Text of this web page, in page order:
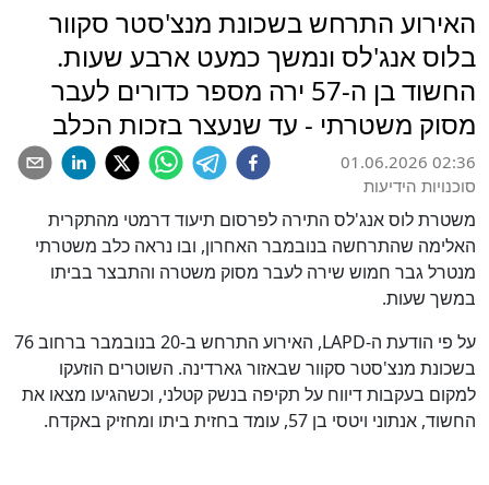
האירוע התרחש בשכונת מנצ'סטר סקוור
בלוס אנג'לס ונמשך כמעט ארבע שעות.
החשוד בן ה-57 ירה מספר כדורים לעבר
מסוק משטרתי - עד שנעצר בזכות הכלב
01.06.2026 02:36
סוכנויות הידיעות
משטרת לוס אנג'לס התירה לפרסום תיעוד דרמטי מהתקרית
האלימה שהתרחשה בנובמבר האחרון, ובו נראה כלב משטרתי
מנטרל גבר חמוש שירה לעבר מסוק משטרה והתבצר בביתו
במשך שעות.
על פי הודעת ה-LAPD, האירוע התרחש ב-20 בנובמבר ברחוב 76
בשכונת מנצ'סטר סקוור שבאזור גארדינה. השוטרים הוזעקו
למקום בעקבות דיווח על תקיפה בנשק קטלני, וכשהגיעו מצאו את
החשוד, אנתוני ויטסי בן 57, עומד בחזית ביתו ומחזיק באקדח.